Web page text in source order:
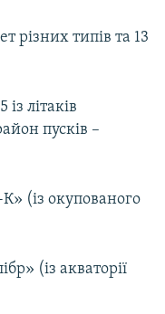
різних типів та 13
літаків
пусків –
(із окупованого
(із акваторії